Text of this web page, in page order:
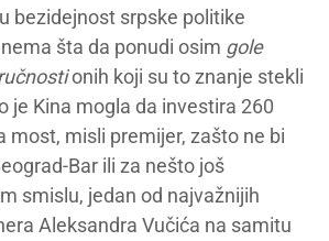
bezidejnost srpske politike
šta da ponudi osim gole
onih koji su to znanje stekli
je Kina mogla da investira 260
most, misli premijer, zašto ne bi
Bar ili za nešto još
smislu, jedan od najvažnijih
Aleksandra Vučića na samitu